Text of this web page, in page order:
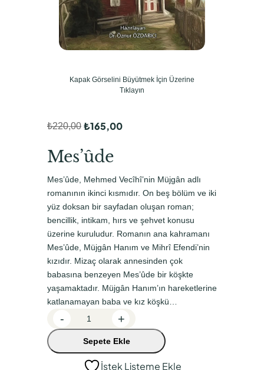
Kapak Görselini Büyütmek İçin Üzerine
Tıklayın
₺220,00
r
i
n
a
l
f
i
a
t
₺165,00
u
d
a
k
i
f
i
a
t
Mes’ûde
Mes’ûde, Mehmed Vecîhî’nin Müjgân adlı
romanının ikinci kısmıdır. On beş bölüm ve iki
yüz doksan bir sayfadan oluşan roman;
bencillik, intikam, hırs ve şehvet konusu
üzerine kuruludur. Romanın ana kahramanı
Mes’ûde, Müjgân Hanım ve Mihrî Efendi’nin
kızıdır. Mizaç olarak annesinden çok
babasına benzeyen Mes’ûde bir köşkte
yaşamaktadır. Müjgân Hanım’ın hareketlerine
katlanamayan baba ve kız köşkü…
e
s
- +
Sepete Ekle
İstek Listeme Ekle